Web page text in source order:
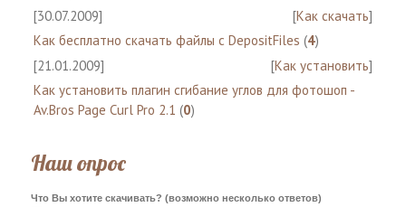
[30.07.2009]
[Как скачать]
Как бесплатно скачать файлы с DepositFiles (4)
[21.01.2009]
[Как установить]
Как установить плагин сгибание углов для фотошоп -
Av.Bros Page Curl Pro 2.1 (0)
Наш опрос
Что Вы хотите скачивать? (возможно несколько ответов)